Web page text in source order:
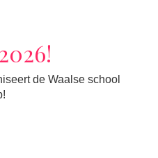
de Waalse school